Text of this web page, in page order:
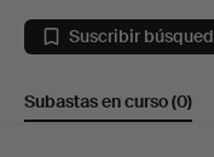
pared
en
Suscribir
Subastas en curso(0)